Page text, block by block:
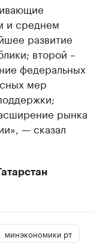
и среднем
развитие
второй –
федеральных
мер
рынка
— сказал
минэкономики рт